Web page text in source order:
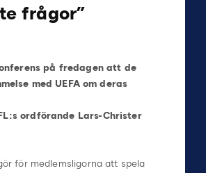
frågor”
på fredagen att de
med UEFA om deras
ordförande Lars-Christer
för medlemsligorna att spela